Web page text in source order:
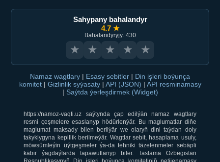
Sahypany bahalandyr
4.7 ★
Bahalandyryjy: 430
★ ★ ★ ★ ★
Namaz wagtlary | Esasy sebitler | Din işleri boýunça
komitet | Gizlinlik syýasaty | API (JSON) | API resminamasy
| Saýtda ýerleşdirmek (Widget)
https://namoz-vaqti.uz saýtynda çap edilýän namaz wagtlary
resmi çeşmelere esaslanyp hödürlenýär. Bu maglumatlar diňe
maglumat maksady bilen berilýär we olaryň dini taýdan doly
takyklygyna kepillik berilmeýär. Wagtlar sebit, hasaplama usuly,
möwsümleýin üýtgeşmeler ýa-da tehniki täzelenmeler sebäpli
käbir ýagdaýlarda tapawutlanyp biler. Taslama Özbegistan